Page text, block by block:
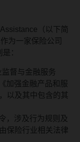
（以下简
为一家保险公司
：
督与金融服务
加强金融产品和服
以及其中包含的其
，涉及行为规则及
保险行业相关法律